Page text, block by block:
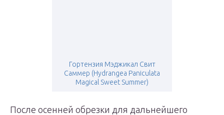
Гортензия Мэджикал Свит
Саммер (Hydrangea Paniculata
Magical Sweet Summer)
После осенней обрезки для дальнейшего